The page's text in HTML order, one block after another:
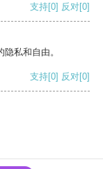
支持[0] 反对[0]
私和自由。
支持[0] 反对[0]